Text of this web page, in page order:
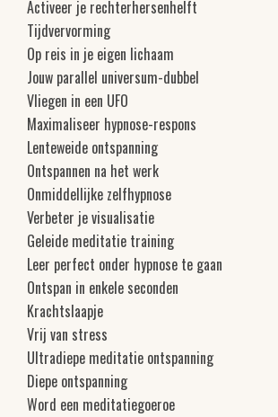
Activeer je rechterhersenhelft
Tijdvervorming
Op reis in je eigen lichaam
Jouw parallel universum-dubbel
Vliegen in een UFO
Maximaliseer hypnose-respons
Lenteweide ontspanning
Ontspannen na het werk
Onmiddellijke zelfhypnose
Verbeter je visualisatie
Geleide meditatie training
Leer perfect onder hypnose te gaan
Ontspan in enkele seconden
Krachtslaapje
Vrij van stress
Ultradiepe meditatie ontspanning
Diepe ontspanning
Word een meditatiegoeroe